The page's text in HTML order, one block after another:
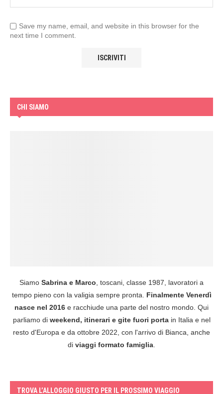
Save my name, email, and website in this browser for the
next time I comment.
CHI SIAMO
Siamo Sabrina e Marco, toscani, classe 1987, lavoratori a
tempo pieno con la valigia sempre pronta. Finalmente Venerdì
nasce nel 2016 e racchiude una parte del nostro mondo. Qui
parliamo di weekend, itinerari e gite fuori portain Italia e nel
resto d'Europa e da ottobre 2022, con l'arrivo di Bianca, anche
di viaggi formato famiglia.
TROVA L’ALLOGGIO GIUSTO PER IL PROSSIMO VIAGGIO